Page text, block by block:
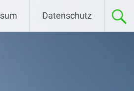
Datenschutz